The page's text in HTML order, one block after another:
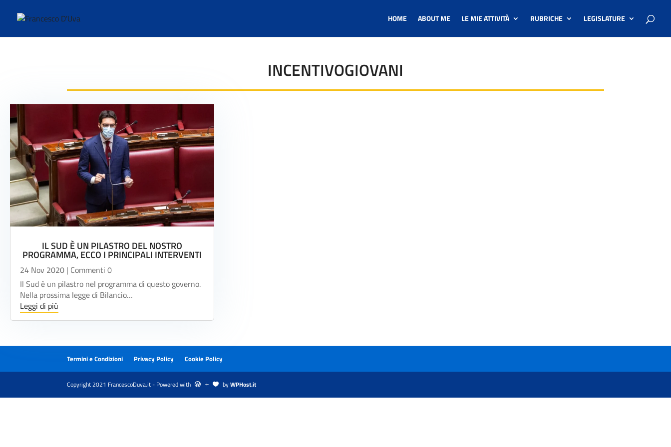
HOME ABOUT ME LE MIE ATTIVITÀ RUBRICHE LEGISLATURE
INCENTIVOGIOVANI
IL SUD È UN PILASTRO DEL NOSTRO
PROGRAMMA, ECCO I PRINCIPALI INTERVENTI
24 Nov 2020 | Commenti 0
Il Sud è un pilastro nel programma di questo governo.
Nella prossima legge di Bilancio…
Leggi di più
Termini e Condizioni Privacy Policy Cookie Policy
Copyright 2021 FrancescoDuva.it - Powered with  L  byWPHost.it